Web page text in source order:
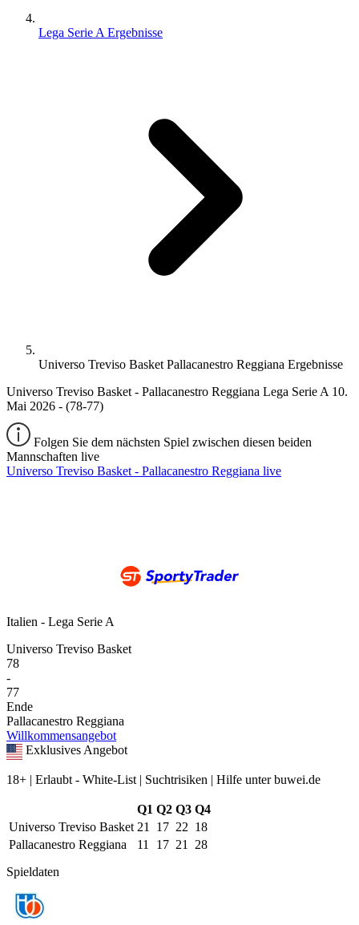
Lega Serie A Ergebnisse
Universo Treviso Basket Pallacanestro Reggiana Ergebnisse
Universo Treviso Basket - Pallacanestro Reggiana Lega Serie A 10.
Mai 2026 - (78-77)
Folgen Sie dem nächsten Spiel zwischen diesen beiden
Mannschaften live
Universo Treviso Basket - Pallacanestro Reggiana live
Italien - Lega Serie A
Universo Treviso Basket
78
-
77
Ende
Pallacanestro Reggiana
Willkommensangebot
Exklusives Angebot
18+ | Erlaubt - White-List | Suchtrisiken | Hilfe unter buwei.de
Q1 Q2 Q3 Q4
Universo Treviso Basket 21 17 22 18
Pallacanestro Reggiana
11 17 21 28
Spieldaten